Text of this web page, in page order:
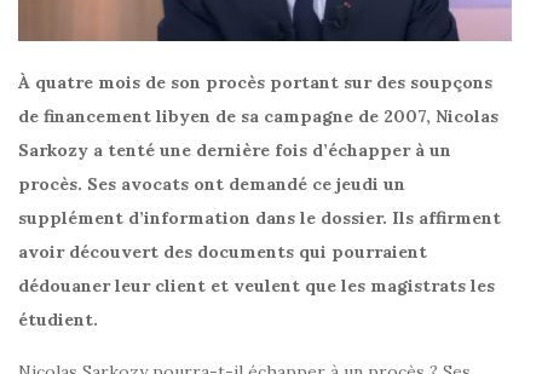
À quatre mois de son procès portant sur des soupçons
de financement libyen de sa campagne de 2007, Nicolas
Sarkozy a tenté une dernière fois d’échapper à un
procès. Ses avocats ont demandé ce jeudi un
supplément d’information dans le dossier. Ils affirment
avoir découvert des documents qui pourraient
dédouaner leur client et veulent que les magistrats les
étudient.